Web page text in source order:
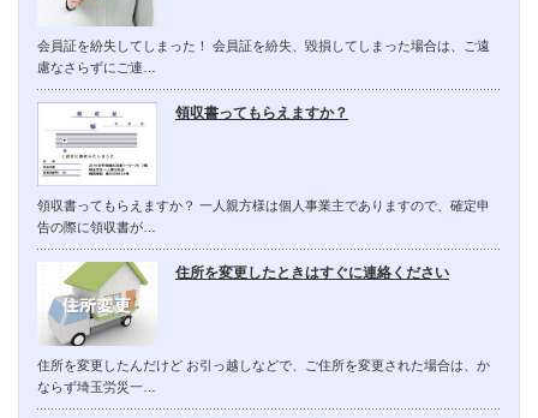
会員証を紛失してしまった！ 会員証を紛失、毀損してしまった場合は、ご遠
慮なさらずにご連…
領収書ってもらえますか？
領収書ってもらえますか？ 一人親方様は個人事業主でありますので、確定申
告の際に領収書が…
住所を変更したときはすぐに連絡ください
住所を変更したんだけど お引っ越しなどで、ご住所を変更された場合は、か
ならず埼玉労災一…